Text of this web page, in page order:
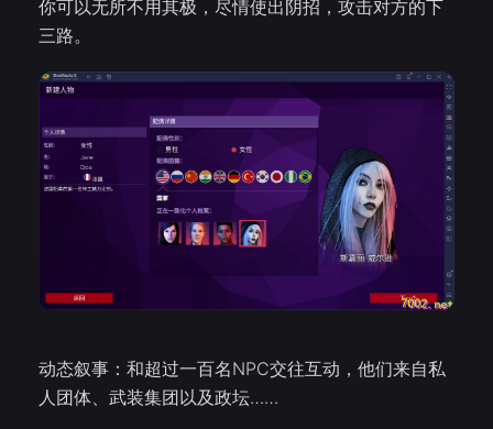
你可以无所不用其极，尽情使出阴招，攻击对方的下
三路。
动态叙事：和超过一百名NPC交往互动，他们来自私
人团体、武装集团以及政坛……